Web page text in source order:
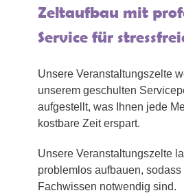
Zeltaufbau mit
Service für
Unsere Veranstaltungszelte
unserem geschulten
aufgestellt, was Ihnen jede
kostbare Zeit erspart.
Unsere Veranstaltungszelte
problemlos aufbauen, sodass
Fachwissen notwendig sind.